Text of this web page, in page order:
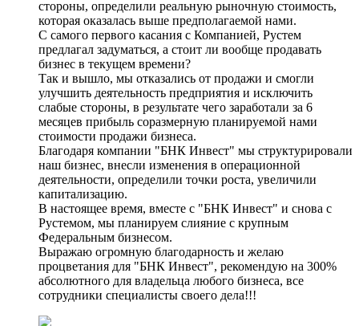
стороны, определили реальную рыночную стоимость,
которая оказалась выше предполагаемой нами.
С самого первого касания с Компанией, Рустем
предлагал задуматься, а стоит ли вообще продавать
бизнес в текущем времени?
Так и вышло, мы отказались от продажи и смогли
улучшить деятельность предприятия и исключить
слабые стороны, в результате чего заработали за 6
месяцев прибыль соразмерную планируемой нами
стоимости продажи бизнеса.
Благодаря компании "БНК Инвест" мы структурировали
наш бизнес, внесли изменения в операционной
деятельности, определили точки роста, увеличили
капитализацию.
В настоящее время, вместе с "БНК Инвест" и снова с
Рустемом, мы планируем слияние с крупным
Федеральным бизнесом.
Выражаю огромную благодарность и желаю
процветания для "БНК Инвест", рекомендую на 300%
абсолютного для владельца любого бизнеса, все
сотрудники специалисты своего дела!!!